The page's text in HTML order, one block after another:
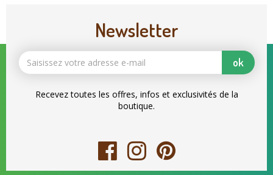
Newsletter
ok
Recevez toutes les offres, infos et exclusivités de la
boutique.